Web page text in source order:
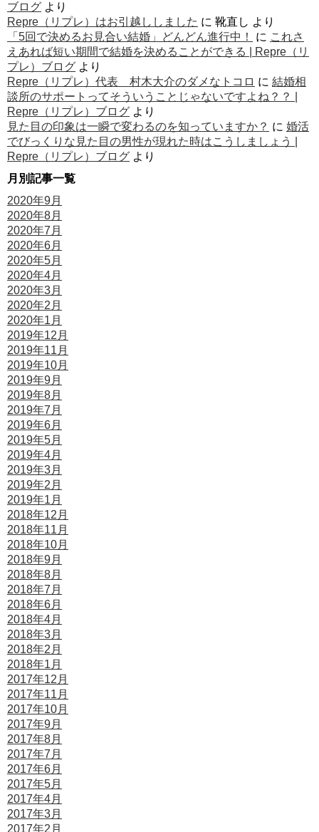
ブログ より
Repre（リプレ）はお引越ししました に 靴直し より
「5回で決めるお見合い結婚」どんどん進行中！
に これさ
えあれば短い期間で結婚を決めることができる | Repre（リ
プレ）ブログ より
Repre（リプレ）代表 村木大介のダメなトコロ に 結婚相
談所のサポートってそういうことじゃないですよね？？ |
Repre（リプレ）ブログ より
見た目の印象は一瞬で変わるのを知っていますか？ に 婚活
でびっくりな見た目の男性が現れた時はこうしましょう |
Repre（リプレ）ブログ より
月別記事一覧
2020年9月
2020年8月
2020年7月
2020年6月
2020年5月
2020年4月
2020年3月
2020年2月
2020年1月
2019年12月
2019年11月
2019年10月
2019年9月
2019年8月
2019年7月
2019年6月
2019年5月
2019年4月
2019年3月
2019年2月
2019年1月
2018年12月
2018年11月
2018年10月
2018年9月
2018年8月
2018年7月
2018年6月
2018年4月
2018年3月
2018年2月
2018年1月
2017年12月
2017年11月
2017年10月
2017年9月
2017年8月
2017年7月
2017年6月
2017年5月
2017年4月
2017年3月
2017年2月